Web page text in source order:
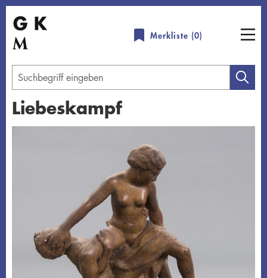
Direkt
zum
Inhalt
Merkliste (0)
Geben
Sie
einen
Suchbegriff
Liebeskampf